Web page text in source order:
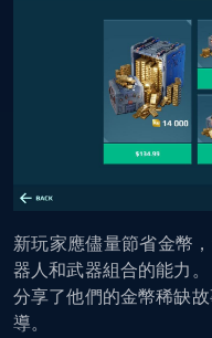
新玩家應儘量節省金幣
器人和武器組合的能力
分享了他們的金幣稀缺
導。